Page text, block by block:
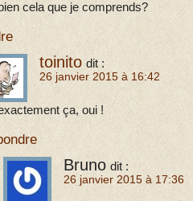
cela que je comprends?
toinito dit :
26 janvier 2015 à 16:42
exactement ça, oui !
Bruno dit :
26 janvier 2015 à 17:36